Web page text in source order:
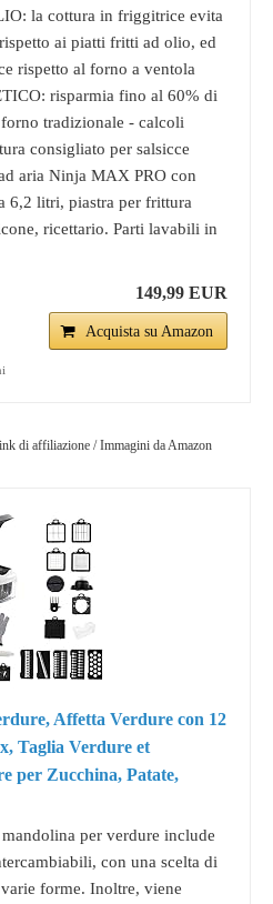
la cottura in friggitrice evita
ai piatti fritti ad olio, ed
rispetto al forno a ventola
risparmia fino al 60% di
tradizionale - calcoli
consigliato per salsicce
aria Ninja MAX PRO con
6,2 litri, piastra per frittura
ricettario. Parti lavabili in
149,99 EUR
Acquista su Amazon
di affiliazione / Immagini da Amazon
Affetta Verdure con 12
Taglia Verdure et
per Zucchina, Patate,
mandolina per verdure include
con una scelta di
forme. Inoltre, viene